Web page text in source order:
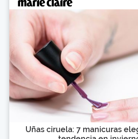
Uñas ciruela: 7 manicuras